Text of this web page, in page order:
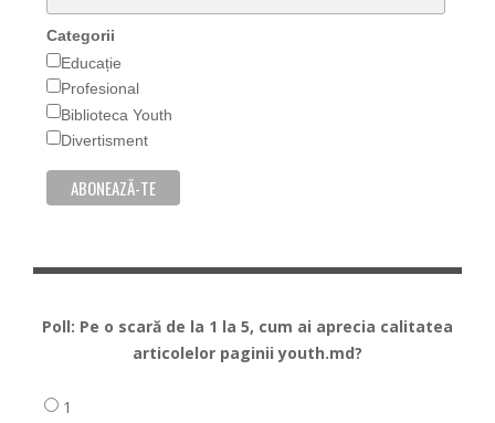
Categorii
Educație
Profesional
Biblioteca Youth
Divertisment
Poll: Pe o scară de la 1 la 5, cum ai aprecia calitatea
articolelor paginii youth.md?
1